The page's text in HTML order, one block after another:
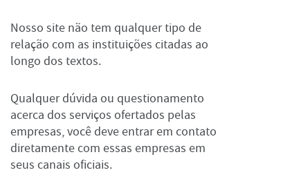
Nosso site não tem qualquer tipo de
relação com as instituições citadas ao
longo dos textos.
Qualquer dúvida ou questionamento
acerca dos serviços ofertados pelas
empresas, você deve entrar em contato
diretamente com essas empresas em
seus canais oficiais.